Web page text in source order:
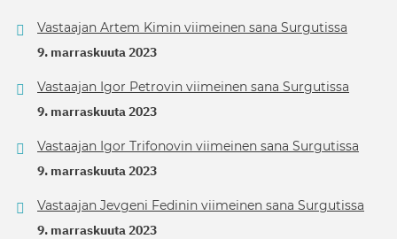
Vastaajan Artem Kimin viimeinen sana Surgutissa
9. marraskuuta 2023
Vastaajan Igor Petrovin viimeinen sana Surgutissa
9. marraskuuta 2023
Vastaajan Igor Trifonovin viimeinen sana Surgutissa
9. marraskuuta 2023
Vastaajan Jevgeni Fedinin viimeinen sana Surgutissa
9. marraskuuta 2023